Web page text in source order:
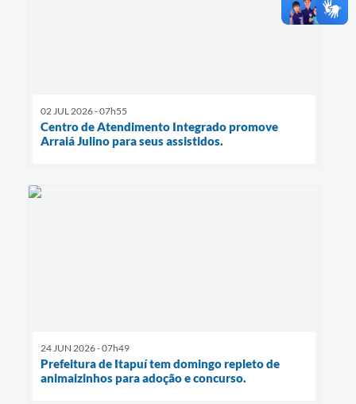
02 JUL 2026 - 07h55
Centro de Atendimento Integrado promove
Arraiá Julino para seus assistidos.
24 JUN 2026 - 07h49
Prefeitura de Itapuí tem domingo repleto de
animaizinhos para adoção e concurso.